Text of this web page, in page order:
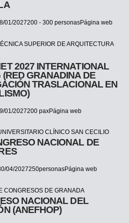
01/2027200 - 300 personasPágina web
SUPERIOR DE ARQUITECTURA
2027 INTERNATIONAL
(RED GRANADINA DE
TRASLACIONAL EN
01/2027200 paxPágina web
CLÍNICO SAN CECILIO
NACIONAL DE
04/2027250personasPágina web
CONGRESOS DE GRANADA
NACIONAL DEL
(ANEFHOP)